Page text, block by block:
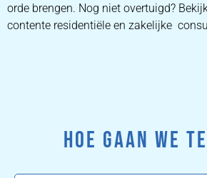
orde brengen. Nog niet overtuigd?
contente residentiële en zakelijke
HOE GAAN WE